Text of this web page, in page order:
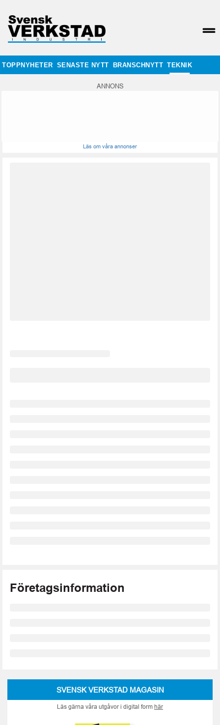
TOPPNYHETER SENASTE NYTT BRANSCHNYTT TEKNIK
ANNONS
Läs om våra annonser
Företagsinformation
SVENSK VERKSTAD MAGASIN
Läs gärna våra utgåvor i digital form här